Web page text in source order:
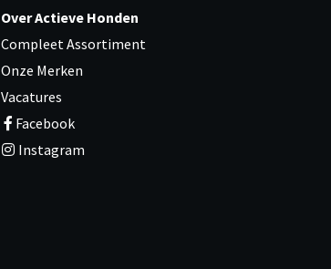
Over Actieve Honden
Compleet Assortiment
Onze Merken
Vacatures
Facebook
Instagram